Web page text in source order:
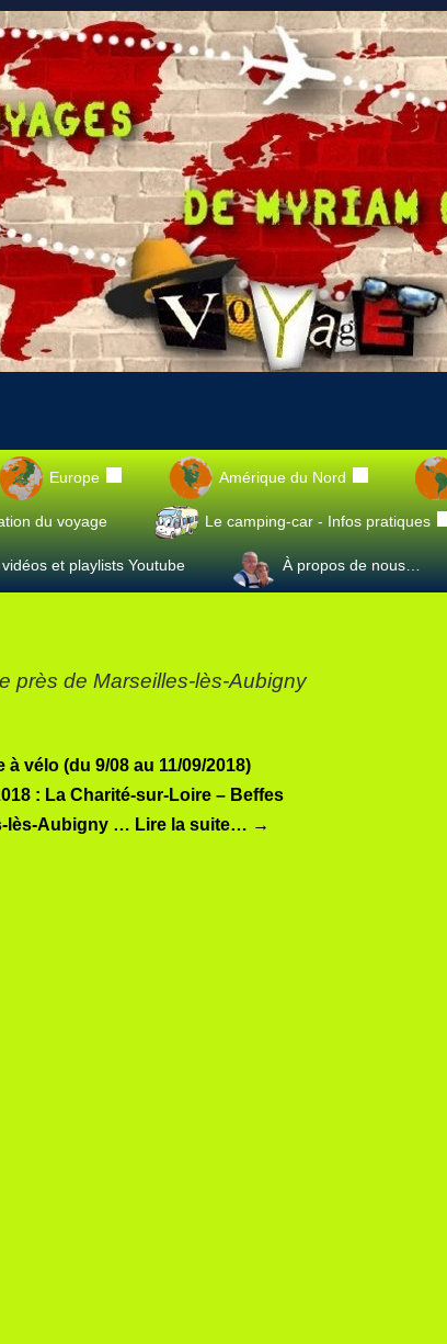
Europe Amérique du Nord
du voyage Le camping-car - Infos pratiques
et playlists Youtube À propos de nous…
près de Marseilles-lès-Aubigny
à vélo (du 9/08 au 11/09/2018)
: La Charité-sur-Loire – Beffes
lès-Aubigny … Lire la suite… →